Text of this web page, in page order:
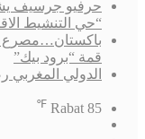
حرفيو جرسيف
“حي التنشيط
باكستان…مصرع
قمة “برود بيك”
الدولي المغربي
Rabat 85
℉